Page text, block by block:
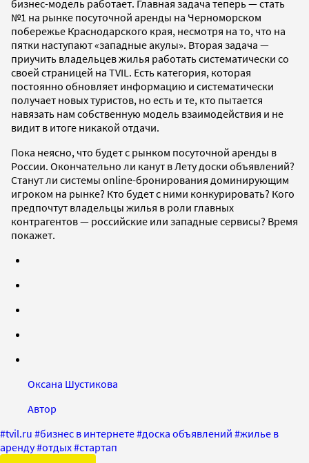
бизнес-модель работает. Главная задача теперь — стать
№1 на рынке посуточной аренды на Черноморском
побережье Краснодарского края, несмотря на то, что на
пятки наступают «западные акулы». Вторая задача —
приучить владельцев жилья работать систематически со
своей страницей на TVIL. Есть категория, которая
постоянно обновляет информацию и систематически
получает новых туристов, но есть и те, кто пытается
навязать нам собственную модель взаимодействия и не
видит в итоге никакой отдачи.
Пока неясно, что будет с рынком посуточной аренды в
России. Окончательно ли канут в Лету доски объявлений?
Станут ли системы online-бронирования доминирующим
игроком на рынке? Кто будет с ними конкурировать? Кого
предпочтут владельцы жилья в роли главных
контрагентов — российские или западные сервисы? Время
покажет.
Оксана Шустикова
Автор
#tvil.ru #бизнес в интернете#доска объявлений #жилье в
аренду#отдых#стартап